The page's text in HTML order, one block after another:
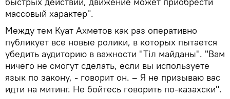
массовый характер".
Между тем Куат Ахметов как раз оперативно
публикует все новые ролики, в которых пытается
убедить аудиторию в важности "Тіл майданы". "Вам
ничего не смогут сделать, если вы используете
язык по закону, - говорит он. – Я не призываю вас
идти на митинг. Не бойтесь говорить по-казахски".